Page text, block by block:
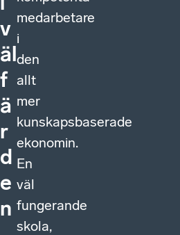
v
äl
f
ä
r
d
e
n
medarbetare
i
den
allt
mer
kunskapsbaserade
ekonomin.
En
väl
fungerande
skola,